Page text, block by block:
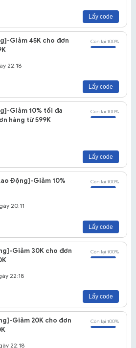
Lấy code
Giảm 45K cho đơn
Còn lại 100%
22:18
Lấy code
Giảm 10% tối đa
hàng từ 599K
Còn lại 100%
Lấy code
Động]-Giảm 10%
Còn lại 100%
20:11
Lấy code
Giảm 30K cho đơn
Còn lại 100%
22:18
Lấy code
Giảm 20K cho đơn
Còn lại 100%
22:18